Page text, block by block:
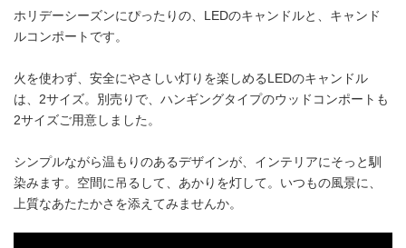
ホリデーシーズンにぴったりの、LEDのキャンドルと、キャンド
ルコンポートです。
火を使わず、安全にやさしい灯りを楽しめるLEDのキャンドル
は、2サイズ。別売りで、ハンギングタイプのウッドコンポートも
2サイズご用意しました。
シンプルながら温もりのあるデザインが、インテリアにそっと馴
染みます。空間に吊るして、あかりを灯して。いつもの風景に、
上質なあたたかさを添えてみませんか。